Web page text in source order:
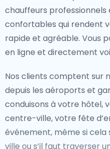
chauffeurs professionnels
confortables qui rendent
rapide et agréable. Vous
en ligne et directement
Nos clients comptent sur
depuis les aéroports et
conduisons à votre hôtel,
centre-ville, votre fête
événement, même si cela
ville ou s’il faut traverser